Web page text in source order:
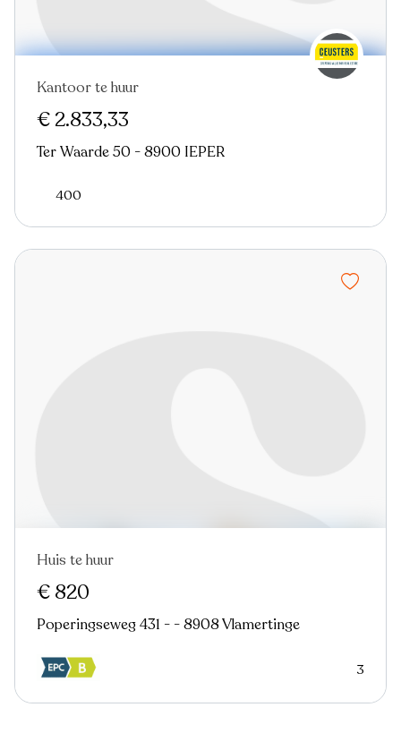
Kantoor te huur
€ 2.833,33
Ter Waarde 50 - 8900 IEPER
400
In optie
Huis te huur
€ 820
Poperingseweg 431 - - 8908 Vlamertinge
3